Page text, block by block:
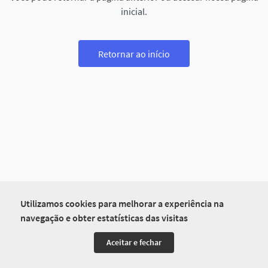
Utilizamos cookies para melhorar a experiência na
navegação e obter estatísticas das visitas
Aceitar e fechar
inicial.
Retornar ao início